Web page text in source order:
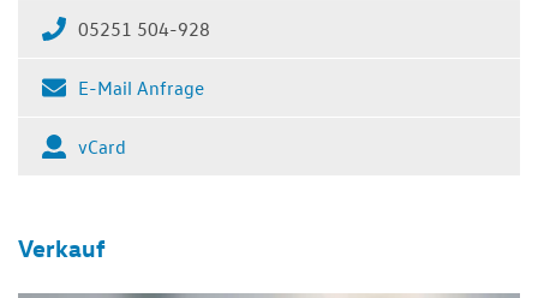
05251 504-928
E-Mail Anfrage
vCard
Verkauf